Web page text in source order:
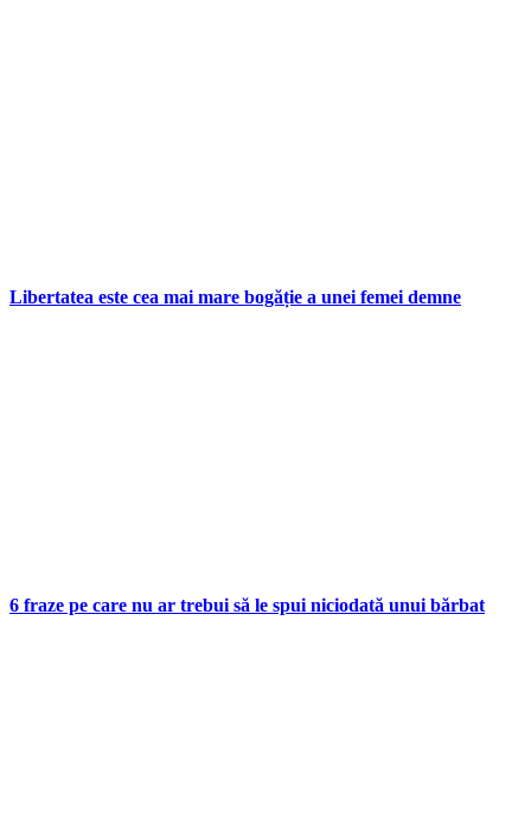
Libertatea este cea mai mare bogăție a unei femei demne
6 fraze pe care nu ar trebui să le spui niciodată unui bărbat